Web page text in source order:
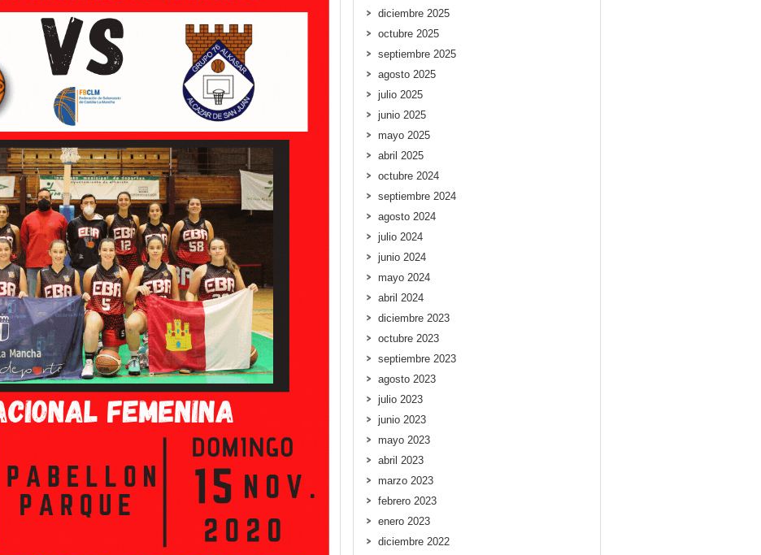
diciembre 2025
octubre 2025
septiembre 2025
agosto 2025
julio 2025
junio 2025
mayo 2025
abril 2025
octubre 2024
septiembre 2024
agosto 2024
julio 2024
junio 2024
mayo 2024
abril 2024
diciembre 2023
octubre 2023
septiembre 2023
agosto 2023
julio 2023
junio 2023
mayo 2023
abril 2023
marzo 2023
febrero 2023
enero 2023
diciembre 2022